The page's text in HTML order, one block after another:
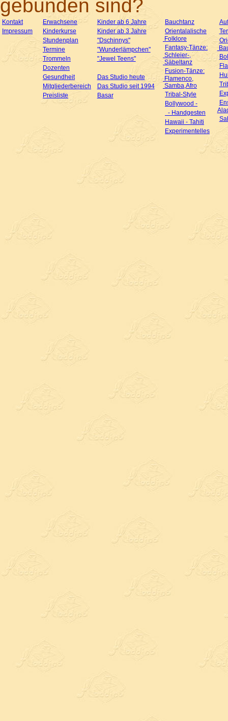
gebunden sind?
Kontakt
Impressum
Erwachsene
Kinderkurse
Stundenplan
Termine
Trommeln
Dozenten
Gesundheit
Mitgliederbereich
Preisliste
Kinder ab 6 Jahre
Kinder ab 3 Jahre
"Dschinnys"
"Wunderlämpchen"
"Jewel Teens"
Das Studio heute
Das Studio seit 1994
Basar
Bauchtanz
Orientalalische
Folklore
Fantasy-Tänze:
Schleier-,
Säbeltanz
Fusion-Tänze:
Flamenco,
Samba,Afro
Tribal-Style
Bollywood -
- Handgesten
Hawaii - Tahiti
Experimentelles